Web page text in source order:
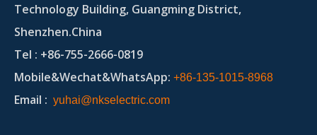
Technology Building, Guangming District,
Shenzhen.China
Tel : +86-755-2666-0819
Mobile&Wechat&WhatsApp: +86-135-1015-8968
Email : yuhai@nkselectric.com